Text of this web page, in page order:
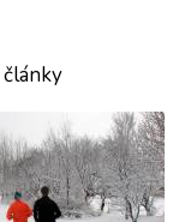
články